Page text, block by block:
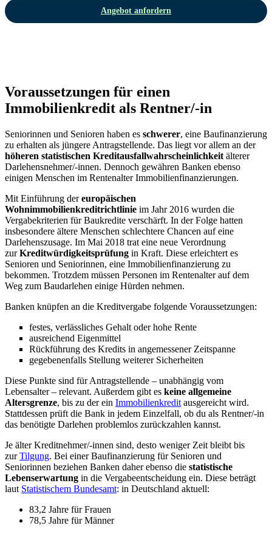
Angebot anfordern
Voraussetzungen für einen
Immobilienkredit als Rentner/-in
Seniorinnen und Senioren haben es schwerer, eine Baufinanzierung
zu erhalten als jüngere Antragstellende. Das liegt vor allem an der
höheren statistischen Kreditausfallwahrscheinlichkeit älterer
Darlehensnehmer/-innen. Dennoch gewähren Banken ebenso
einigen Menschen im Rentenalter Immobilienfinanzierungen.
Mit Einführung dereuropäischen
Wohnimmobilienkreditrichtlinie im Jahr 2016 wurden die
Vergabekriterien für Baukredite verschärft. In der Folge hatten
insbesondere ältere Menschen schlechtere Chancen auf eine
Darlehenszusage. Im Mai 2018 trat eine neue Verordnung
zur Kreditwürdigkeitsprüfung in Kraft. Diese erleichtert es
Senioren und Seniorinnen, eine Immobilienfinanzierung zu
bekommen. Trotzdem müssen Personen im Rentenalter auf dem
Weg zum Baudarlehen einige Hürden nehmen.
Banken knüpfen an die Kreditvergabe folgende Voraussetzungen:
festes, verlässliches Gehalt oder hohe Rente
ausreichend Eigenmittel
Rückführung des Kredits in angemessener Zeitspanne
gegebenenfalls Stellung weiterer Sicherheiten
Diese Punkte sind für Antragstellende – unabhängig vom
Lebensalter – relevant. Außerdem gibt es keine allgemeine
Altersgrenze, bis zu der ein Immobilienkredit ausgereicht wird.
Stattdessen prüft die Bank in jedem Einzelfall, ob du als Rentner/-in
das benötigte Darlehen problemlos zurückzahlen kannst.
Je älter Kreditnehmer/-innen sind, desto weniger Zeit bleibt bis
zur Tilgung. Bei einer Baufinanzierung für Senioren und
Seniorinnen beziehen Banken daher ebenso die statistische
Lebenserwartung in die Vergabeentscheidung ein. Diese beträgt
laut Statistischem Bundesamt: in Deutschland aktuell:
83,2 Jahre für Frauen
78,5 Jahre für Männer